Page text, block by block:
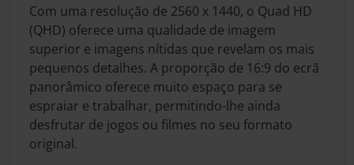
Com uma resolução de 2560 x 1440, o Quad HD
(QHD) oferece uma qualidade de imagem
superior e imagens nítidas que revelam os mais
pequenos detalhes. A proporção de 16:9 do ecrã
panorâmico oferece muito espaço para se
espraiar e trabalhar, permitindo-lhe ainda
desfrutar de jogos ou filmes no seu formato
original.